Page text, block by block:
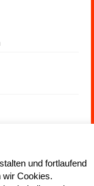
und fortlaufend
wir Cookies.